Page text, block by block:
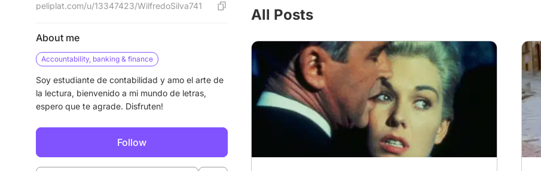
peliplat.com/u/13347423/WilfredoSilva741
About me
Accountability, banking & finance
Soy estudiante de contabilidad y amo el arte de
la lectura, bienvenido a mi mundo de letras,
espero que te agrade. Disfruten!
Follow
All Posts